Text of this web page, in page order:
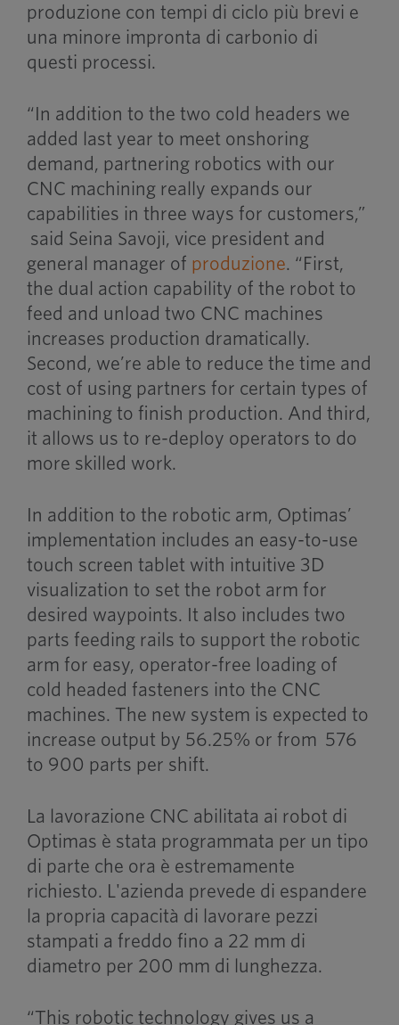
produzione con tempi di ciclo più brevi e
una minore impronta di carbonio di
questi processi.
“In addition to the two cold headers we
added last year to meet onshoring
demand, partnering robotics with our
CNC machining really expands our
capabilities in three ways for customers,”
said Seina Savoji, vice president and
general manager of produzione. “First,
the dual action capability of the robot to
feed and unload two CNC machines
increases production dramatically.
Second, we’re able to reduce the time and
cost of using partners for certain types of
machining to finish production. And third,
it allows us to re-deploy operators to do
more skilled work.
In addition to the robotic arm, Optimas’
implementation includes an easy-to-use
touch screen tablet with intuitive 3D
visualization to set the robot arm for
desired waypoints. It also includes two
parts feeding rails to support the robotic
arm for easy, operator-free loading of
cold headed fasteners into the CNC
machines. The new system is expected to
increase output by 56.25% or from 576
to 900 parts per shift.
La lavorazione CNC abilitata ai robot di
Optimas è stata programmata per un tipo
di parte che ora è estremamente
richiesto. L'azienda prevede di espandere
la propria capacità di lavorare pezzi
stampati a freddo fino a 22 mm di
diametro per 200 mm di lunghezza.
“This robotic technology gives us a